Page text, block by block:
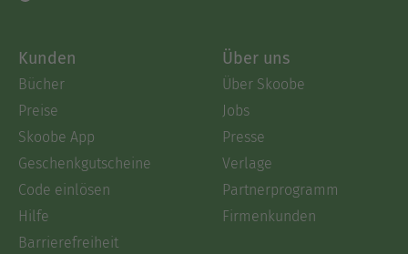
Kunden
Bücher
Preise
Skoobe App
Geschenkgutscheine
Code einlösen
Hilfe
Barrierefreiheit
Über uns
Über Skoobe
Jobs
Presse
Verlage
Partnerprogramm
Firmenkunden